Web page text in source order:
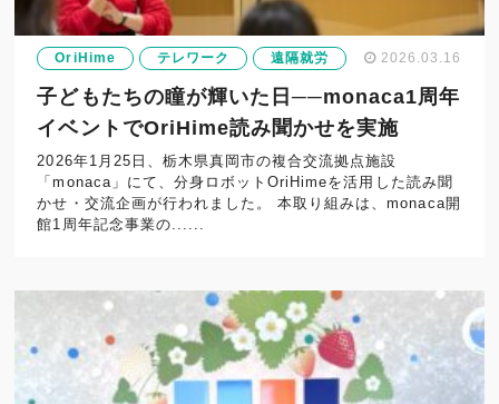
OriHime テレワーク 遠隔就労 2026.03.16
子どもたちの瞳が輝いた日──monaca1周年
イベントでOriHime読み聞かせを実施
2026年1月25日、栃木県真岡市の複合交流拠点施設
「monaca」にて、分身ロボットOriHimeを活用した読み聞
かせ・交流企画が行われました。 本取り組みは、monaca開
館1周年記念事業の......